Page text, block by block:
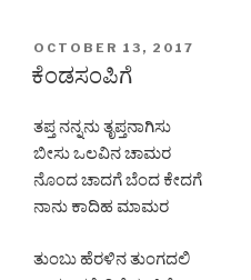
POSTED
ON
OCTOBER 13, 2017
ಕೆಂಡಸಂಪಿಗೆ
ತಪ್ತ ನನ್ನನು ತೃಪ್ತನಾಗಿಸು
ಬೀಸು ಒಲವಿನ ಚಾಮರ
ನೊಂದ ಚಾದಗೆ ಬೆಂದ ಕೇದಗೆ
ನಾನು ಕಾದಿಹ ಮಾಮರ
ತುಂಬು ಹೆರಳಿನ ತುಂಗದಲಿ